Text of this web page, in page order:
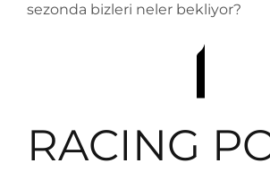
sezonda bizleri neler bekliyor?
RACING